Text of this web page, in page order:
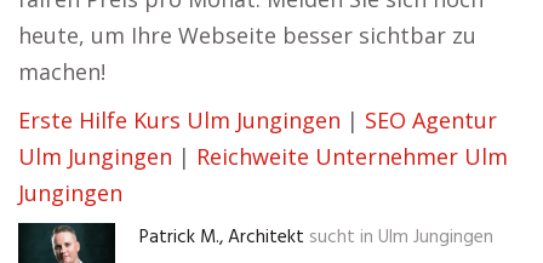
heute, um Ihre Webseite besser sichtbar zu
machen!
Erste Hilfe Kurs Ulm Jungingen | SEO Agentur
Ulm Jungingen | Reichweite Unternehmer Ulm
Jungingen
Patrick M., Architekt sucht in Ulm Jungingen